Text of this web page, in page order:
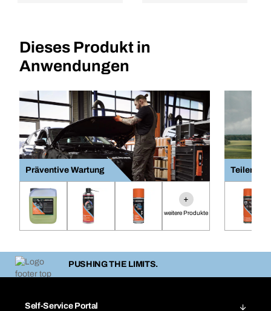
Dieses Produkt in
Anwendungen
Präventive Wartung
+
weitere Produkte
PUSHING THE LIMITS.
Self-Service Portal